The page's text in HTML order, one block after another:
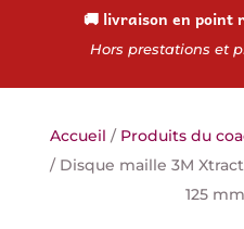
🚚 livraison en point
Hors prestations et
Accueil / Produits du
/ Disque maille 3M
125